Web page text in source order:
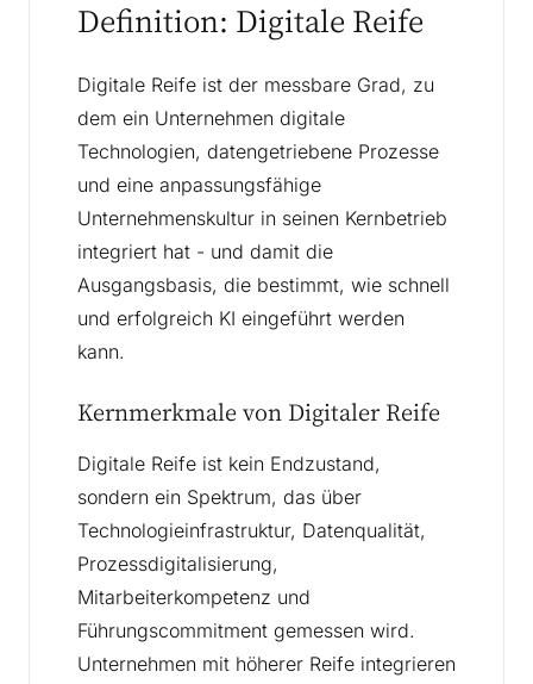
Definition: Digitale Reife
Digitale Reife ist der messbare Grad, zu
dem ein Unternehmen digitale
Technologien, datengetriebene Prozesse
und eine anpassungsfähige
Unternehmenskultur in seinen Kernbetrieb
integriert hat - und damit die
Ausgangsbasis, die bestimmt, wie schnell
und erfolgreich KI eingeführt werden
kann.
Kernmerkmale von Digitaler Reife
Digitale Reife ist kein Endzustand,
sondern ein Spektrum, das über
Technologieinfrastruktur, Datenqualität,
Prozessdigitalisierung,
Mitarbeiterkompetenz und
Führungscommitment gemessen wird.
Unternehmen mit höherer Reife integrieren